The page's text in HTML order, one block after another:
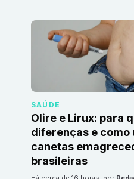
SAÚDE
Olire e Lirux: para
diferenças e como
canetas
brasileiras